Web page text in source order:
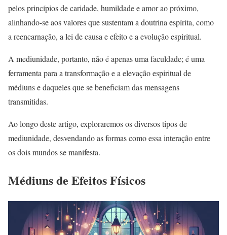
pelos princípios de caridade, humildade e amor ao próximo,
alinhando-se aos valores que sustentam a doutrina espírita, como
a reencarnação, a lei de causa e efeito e a evolução espiritual.
A mediunidade, portanto, não é apenas uma faculdade; é uma
ferramenta para a transformação e a elevação espiritual de
médiuns e daqueles que se beneficiam das mensagens
transmitidas.
Ao longo deste artigo, exploraremos os diversos tipos de
mediunidade, desvendando as formas como essa interação entre
os dois mundos se manifesta.
Médiuns de Efeitos Físicos